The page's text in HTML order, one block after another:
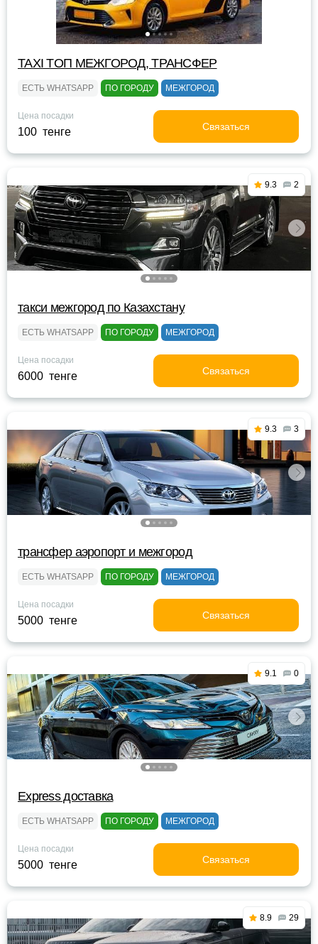
TAXI TOП МЕЖГОРОД, ТРАНСФЕР
ЕСТЬ WHATSAPP ПО ГОРОДУ МЕЖГОРОД
Цена посадки
100 тенге Связаться
9.3 2
такси межгород по Казахстану
ЕСТЬ WHATSAPP ПО ГОРОДУ МЕЖГОРОД
Цена посадки
6000 тенге Связаться
9.3 3
трансфер аэропорт и межгород
ЕСТЬ WHATSAPP ПО ГОРОДУ МЕЖГОРОД
Цена посадки
5000 тенге Связаться
9.1 0
Express доставка
ЕСТЬ WHATSAPP ПО ГОРОДУ МЕЖГОРОД
Цена посадки
5000 тенге Связаться
8.9 29